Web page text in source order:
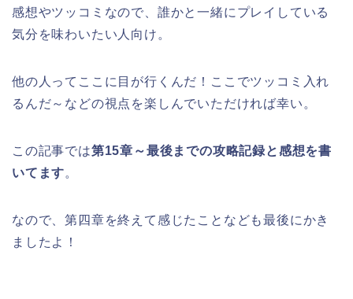
感想やツッコミなので、誰かと一緒にプレイしている
気分を味わいたい人向け。
他の人ってここに目が行くんだ！ここでツッコミ入れ
るんだ～などの視点を楽しんでいただければ幸い。
この記事では第15章～最後までの攻略記録と感想を書
いてます。
なので、第四章を終えて感じたことなども最後にかき
ましたよ！